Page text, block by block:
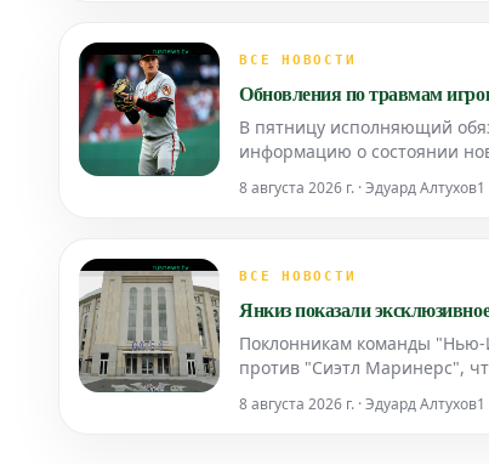
ВСЕ НОВОСТИ
Обновления по травмам
В пятницу исполняющий
информацию о состоянии
8 августа 2026 г. · Эдуард Алтухов
ВСЕ НОВОСТИ
Янкиз показали
Поклонникам команды "Нью-
против "Сиэтл Маринерс",
8 августа 2026 г. · Эдуард Алтухов